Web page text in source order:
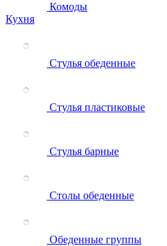
Комоды
Кухня
Стулья обеденные
Стулья пластиковые
Стулья барные
Столы обеденные
Обеденные группы